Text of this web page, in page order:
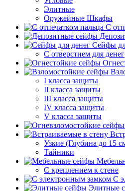
Элитные
Оружейные Шкафы
С
Сейфы
С отверстием для денег
I класса защиты
II класса защиты
III класса защиты
IV класса защиты
V класса защиты
Узкие (Глубина до 15
Тайники
С креплением к стене
С
Элитные